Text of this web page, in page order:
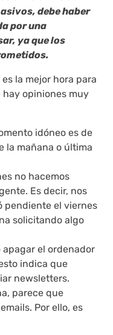
debe haber
por una
ya que los
la mejor hora para
opiniones muy
idóneo es de
la mañana o última
no hacemos
Es decir, nos
pendiente el viernes
solicitando algo
apagar el ordenador
indica que
newsletters.
parece que
Por ello, es